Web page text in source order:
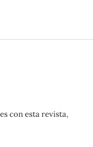
con esta revista,